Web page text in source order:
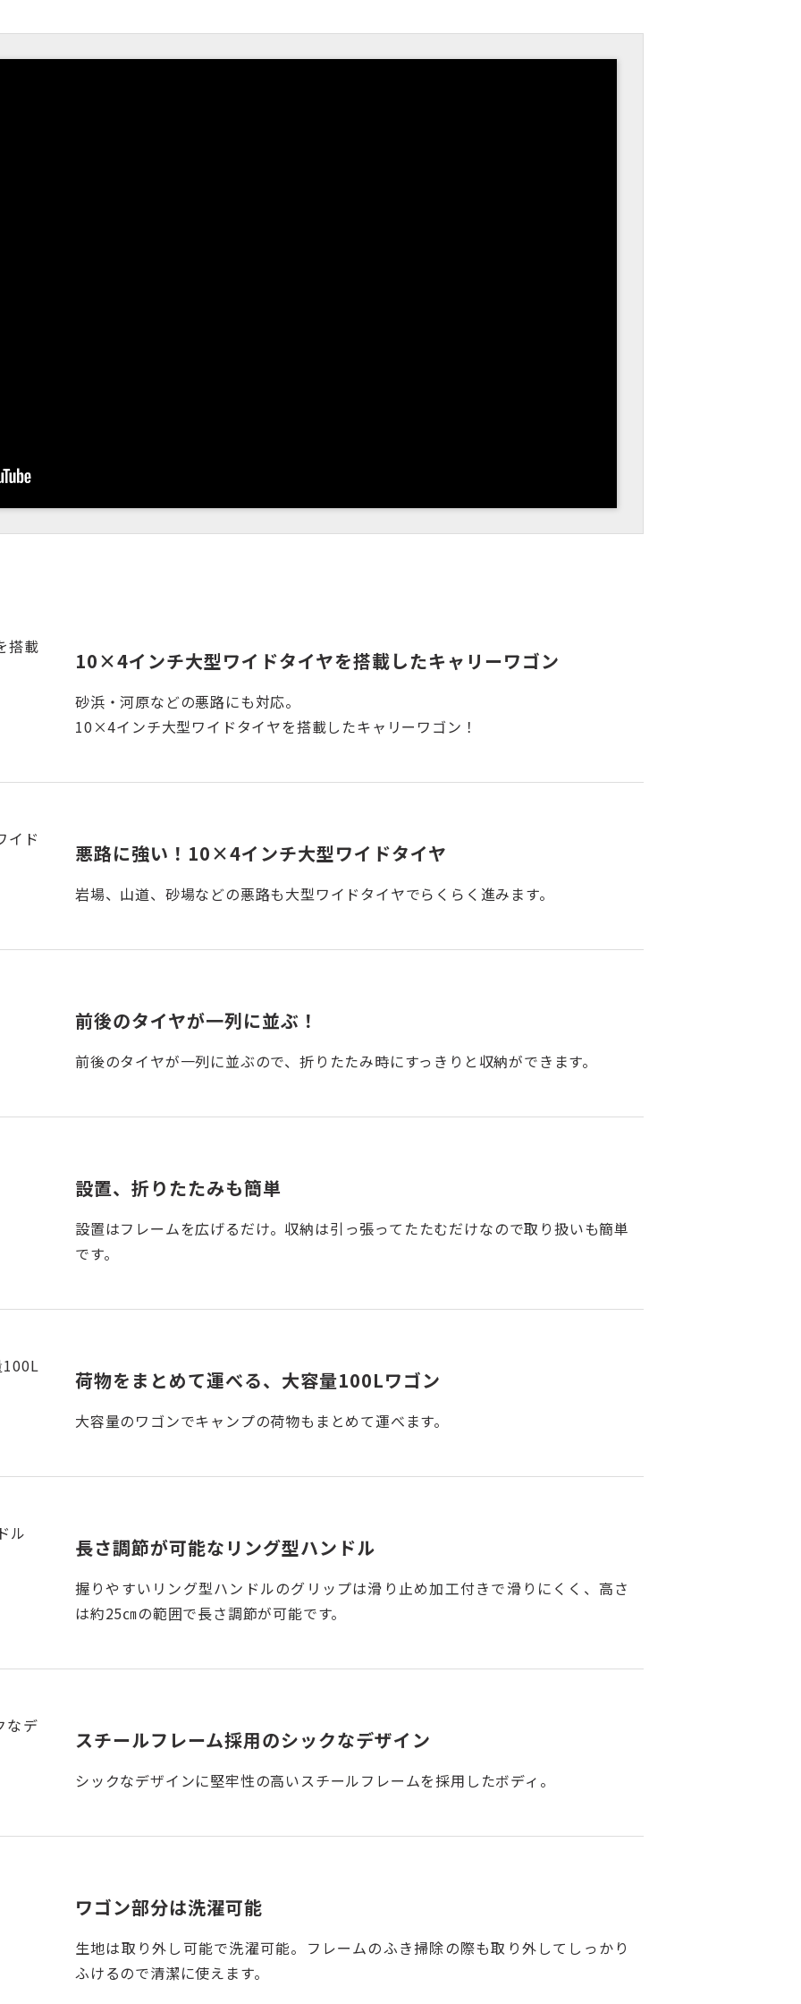
10×4インチ大型ワイドタイヤを搭載したキャリーワゴン
砂浜・河原などの悪路にも対応。
10×4インチ大型ワイドタイヤを搭載したキャリーワゴン！
悪路に強い！10×4インチ大型ワイドタイヤ
岩場、山道、砂場などの悪路も大型ワイドタイヤでらくらく進みます。
前後のタイヤが一列に並ぶ！
前後のタイヤが一列に並ぶので、折りたたみ時にすっきりと収納ができます。
設置、折りたたみも簡単
設置はフレームを広げるだけ。収納は引っ張ってたたむだけなので取り扱いも簡単
です。
荷物をまとめて運べる、大容量100Lワゴン
大容量のワゴンでキャンプの荷物もまとめて運べます。
長さ調節が可能なリング型ハンドル
握りやすいリング型ハンドルのグリップは滑り止め加工付きで滑りにくく、高さ
は約25㎝の範囲で長さ調節が可能です。
スチールフレーム採用のシックなデザイン
シックなデザインに堅牢性の高いスチールフレームを採用したボディ。
ワゴン部分は洗濯可能
生地は取り外し可能で洗濯可能。フレームのふき掃除の際も取り外してしっかり
ふけるので清潔に使えます。